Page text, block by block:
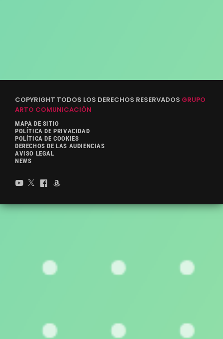
COPYRIGHT TODOS LOS DERECHOS RESERVADOS GRUPO
ARTO COMUNICACIÓN
MAPA DE SITIO
POLÍTICA DE PRIVACIDAD
POLÍTICA DE COOKIES
DERECHOS DE LAS AUDIENCIAS
AVISO LEGAL
NEWS